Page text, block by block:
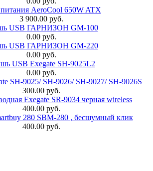
AeroCool 650W ATX
3 900.00 руб.
USB ГАРНИЗОН GM-100
0.00 руб.
USB ГАРНИЗОН GM-220
0.00 руб.
USB Exegate SH-9025L2
0.00 руб.
SH-9025/ SH-9026/ SH-9027/ SH-9026S
300.00 руб.
Exegate SR-9034 черная wireless
400.00 руб.
280 SBM-280 , бесшумный клик
400.00 руб.